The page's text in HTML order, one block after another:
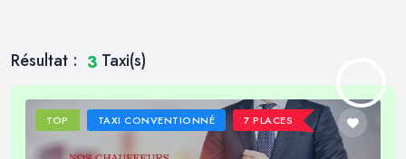
Résultat : 3 Taxi(s)
TOP TAXI CONVENTIONNÉ 7 PLACES